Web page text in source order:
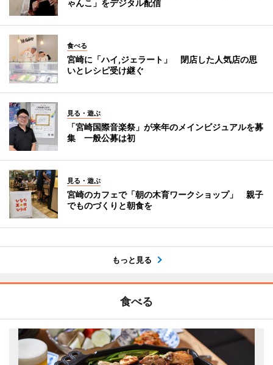
ゃんこ」をデジタル配信
食べる
宮崎に「ハイ,ジェラート」 閉店した人気店の思
いとレシピ受け継ぐ
見る・遊ぶ
「宮崎国際音楽祭」が来年のメインビジュアルを募
集 一般公募は初
見る・遊ぶ
宮崎のカフェで「朝の木育ワークショップ」 親子
でものづくりと朝食を
もっと見る
食べる